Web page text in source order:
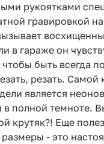
рукоятками
гравировкой
в гараже он
быть всегда
резать. Самой
является
полной темноте.
крутяк?! Еще
- это